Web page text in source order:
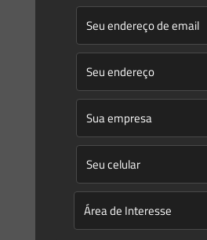
Plano de Ação Nacional para a
Mamíferos de Áreas Florestais –
Saes Advogadoson
05/07/2022
SECRETARIA DE ESTADO DO
INSTITUTO ESTADUAL DO AMBIENTE
ATO DO PRESIDENTE EM EXERCÍCIO
RESOLUÇÃO INEA No 258, DE 23[…]